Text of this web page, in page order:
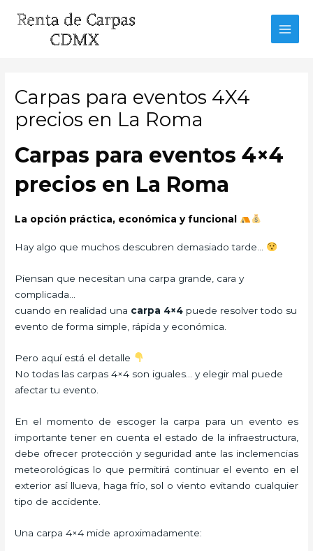
Carpas para eventos 4X4
precios en La Roma
Carpas para eventos 4×4
precios en La Roma
La opción práctica, económica y funcional
Hay algo que muchos descubren demasiado tarde…
Piensan que necesitan una carpa grande, cara y
complicada…
cuando en realidad una carpa 4×4 puede resolver todo su
evento de forma simple, rápida y económica.
Pero aquí está el detalle
No todas las carpas 4×4 son iguales… y elegir mal puede
afectar tu evento.
En el momento de escoger la carpa para un evento es
importante tener en cuenta el estado de la infraestructura,
debe ofrecer protección y seguridad ante las inclemencias
meteorológicas lo que permitirá continuar el evento en el
exterior así llueva, haga frío, sol o viento evitando cualquier
tipo de accidente.
Una carpa 4×4 mide aproximadamente: